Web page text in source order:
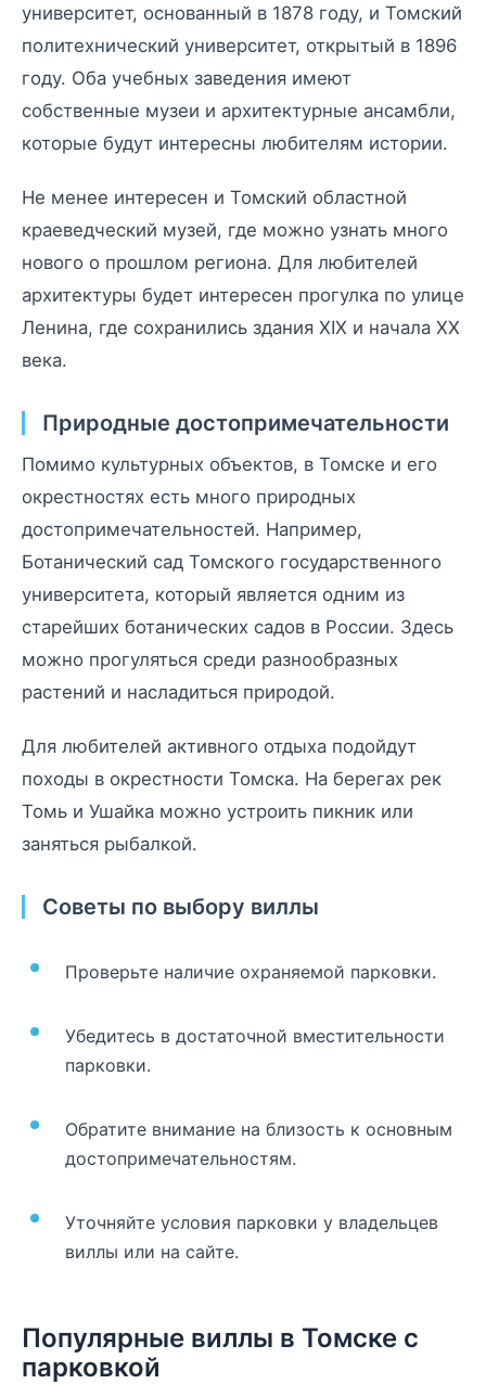
университет, основанный в 1878 году, и Томский
политехнический университет, открытый в 1896
году. Оба учебных заведения имеют
собственные музеи и архитектурные ансамбли,
которые будут интересны любителям истории.
Не менее интересен и Томский областной
краеведческий музей, где можно узнать много
нового о прошлом региона. Для любителей
архитектуры будет интересен прогулка по улице
Ленина, где сохранились здания XIX и начала XX
века.
Природные достопримечательности
Помимо культурных объектов, в Томске и его
окрестностях есть много природных
достопримечательностей. Например,
Ботанический сад Томского государственного
университета, который является одним из
старейших ботанических садов в России. Здесь
можно прогуляться среди разнообразных
растений и насладиться природой.
Для любителей активного отдыха подойдут
походы в окрестности Томска. На берегах рек
Томь и Ушайка можно устроить пикник или
заняться рыбалкой.
Советы по выбору виллы
Проверьте наличие охраняемой парковки.
Убедитесь в достаточной вместительности
парковки.
Обратите внимание на близость к основным
достопримечательностям.
Уточняйте условия парковки у владельцев
виллы или на сайте.
Популярные виллы в Томске с
парковкой